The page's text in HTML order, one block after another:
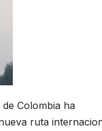
Colombia ha
ruta